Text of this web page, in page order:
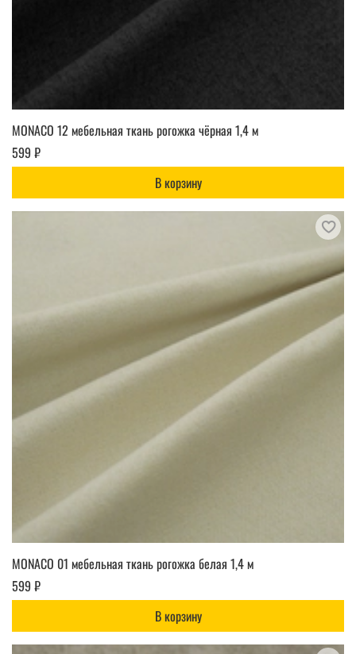
MONACO 12 мебельная ткань рогожка чёрная 1,4 м
599 ₽
В корзину
MONACO 01 мебельная ткань рогожка белая 1,4 м
599 ₽
В корзину